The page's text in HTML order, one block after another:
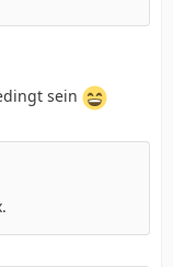
sein